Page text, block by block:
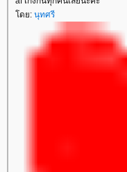
ดย: นุทศรี